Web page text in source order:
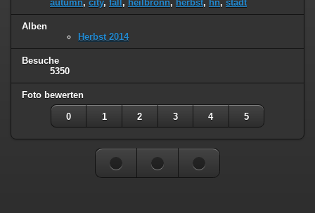
autumn, city, fall , heilbronn, herbst, hn, stadt
Alben
Herbst 2014
Besuche
5350
Foto bewerten
0 1 2 3 4 5